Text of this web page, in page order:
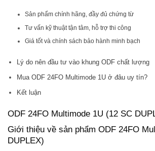
Sản phẩm chính hãng, đầy đủ chứng từ
Tư vấn kỹ thuật tận tâm, hỗ trợ thi công
Giá tốt và chính sách bảo hành minh bạch
Lý do nên đầu tư vào khung ODF chất lượng
Mua ODF 24FO Multimode 1U ở đâu uy tín?
Kết luận
ODF 24FO Multimode 1U (12 SC
Giới thiệu về sản phẩm ODF 24FO
DUPLEX)